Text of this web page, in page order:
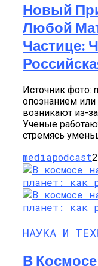
Новый
Любой
Частице:
Источник фото:
опознанием
возникают из-
Ученые
стремясь
mediapodcast
НАУКА И
В